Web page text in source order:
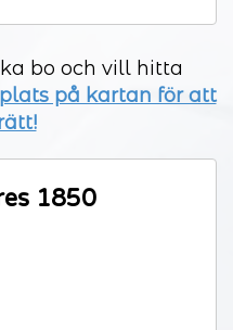
bo och vill hitta
på kartan för att
1850